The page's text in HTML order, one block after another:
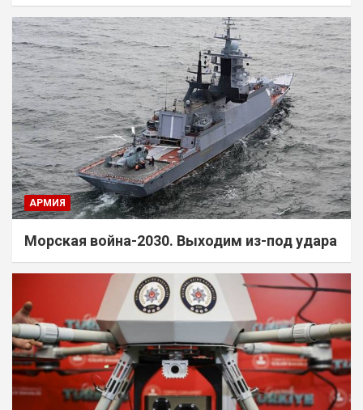
АРМИЯ
Морская война-2030. Выходим из-под удара